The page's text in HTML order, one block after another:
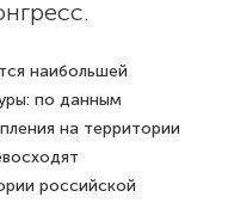
наибольшей
по данным
на территории
российской